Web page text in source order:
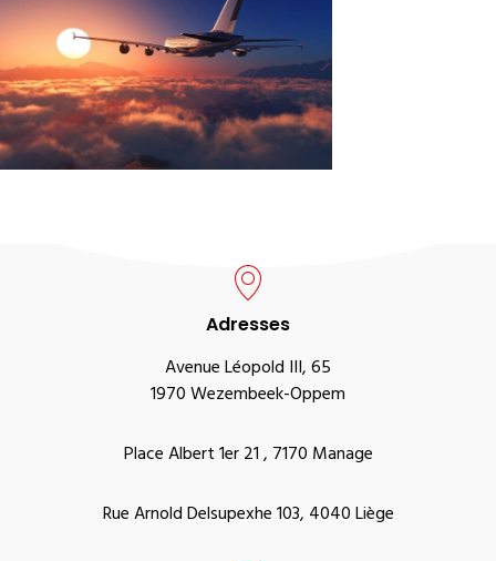
Adresses
Avenue Léopold III, 65
1970 Wezembeek-Oppem
Place Albert 1er 21 , 7170 Manage
Rue Arnold Delsupexhe 103, 4040 Liège